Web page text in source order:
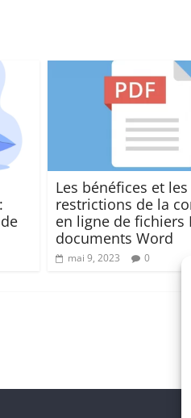
Les bénéfices et les
restrictions de la
en ligne de fichiers
documents Word
mai 9, 2023 0